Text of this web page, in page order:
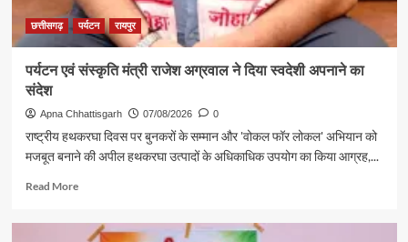
छत्तीसगढ़ पर्यटन रायपुर
पर्यटन एवं संस्कृति मंत्री राजेश अग्रवाल ने दिया स्वदेशी अपनाने का
संदेश
Apna Chhattisgarh 07/08/2026 0
राष्ट्रीय हथकरघा दिवस पर बुनकरों के सम्मान और 'वोकल फॉर लोकल' अभियान को
मजबूत बनाने की अपील हथकरघा उत्पादों के अधिकाधिक उपयोग का किया आग्रह,...
Read MoreRead
पर्यटन